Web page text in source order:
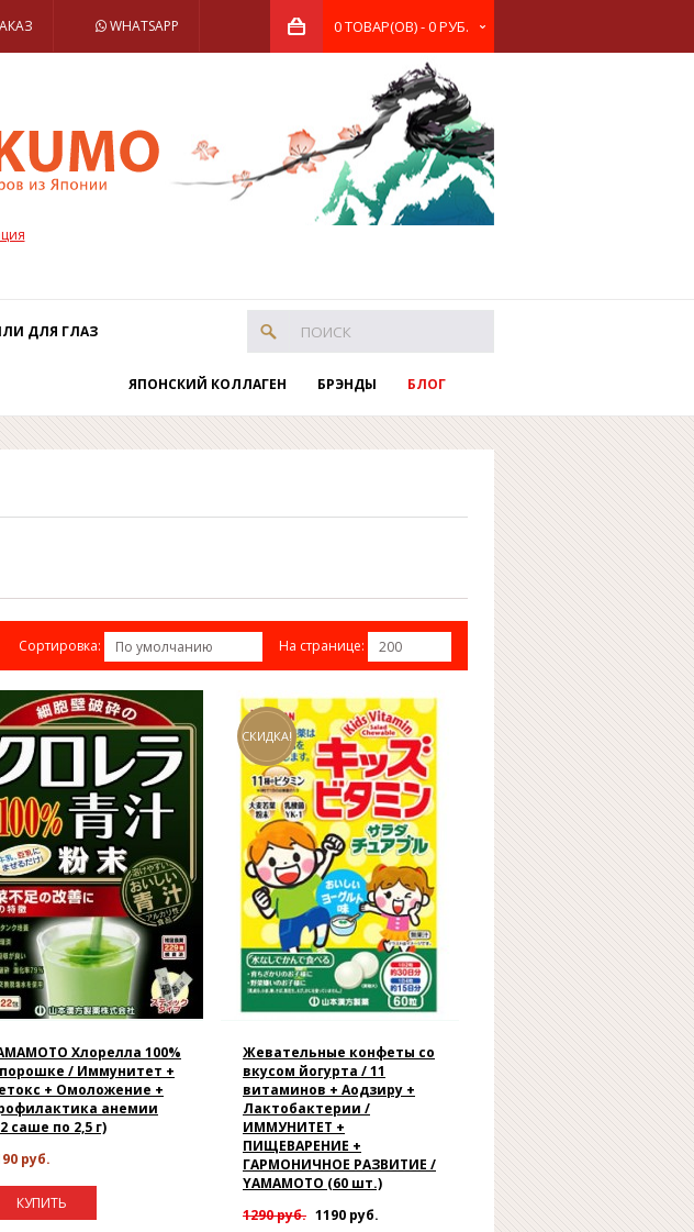
WHATSAPP 0 ТОВАР(ОВ) - 0 РУБ.
ДЛЯ ГЛАЗ
ЯПОНСКИЙ КОЛЛАГЕН БРЭНДЫ БЛОГ
На странице: 200
Сортировка: По умолчанию
Хлорелла 100%
/ Иммунитет +
+ Омоложение +
анемии
саше по 2,5 г)
руб.
КУПИТЬ
СКИДКА!
Жевательные конфеты со
вкусом йогурта / 11
витаминов + Аодзиру +
Лактобактерии /
ИММУНИТЕТ +
ПИЩЕВАРЕНИЕ +
ГАРМОНИЧНОЕ РАЗВИТИЕ /
YAMAMOTO (60 шт.)
1290 руб. 1190 руб.